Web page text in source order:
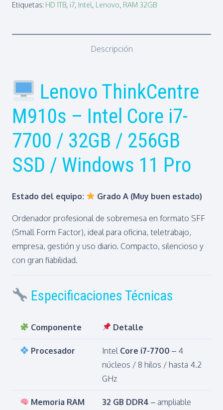
cantidad
Etiquetas: HD 1TB i7 Intel Lenovo RAM 32GB
Descripción
Lenovo ThinkCentre
M910s – Intel Core i7-
7700 / 32GB / 256GB
SSD / Windows 11 Pro
Estado del equipo: Grado A (Muy buen estado)
Ordenador profesional de sobremesa en formato SFF
(Small Form Factor), ideal para oficina, teletrabajo,
empresa, gestión y uso diario. Compacto, silencioso y
con gran fiabilidad.
Especificaciones Técnicas
Componente Detalle
Procesador Intel Core i7-7700 – 4
núcleos / 8 hilos / hasta 4.2
GHz
Memoria RAM 32 GB DDR4 – ampliable